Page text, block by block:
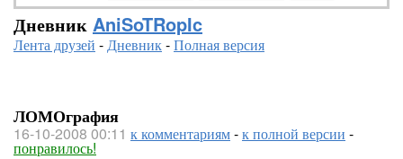
Дневник AniSoTRopIc
Лента друзей -Дневник-Полная версия
ЛОМОграфия
16-10-2008 00:11 к комментариям-к полной версии -
понравилось!